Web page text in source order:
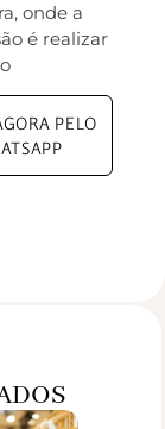
onde a
é realizar
PELO